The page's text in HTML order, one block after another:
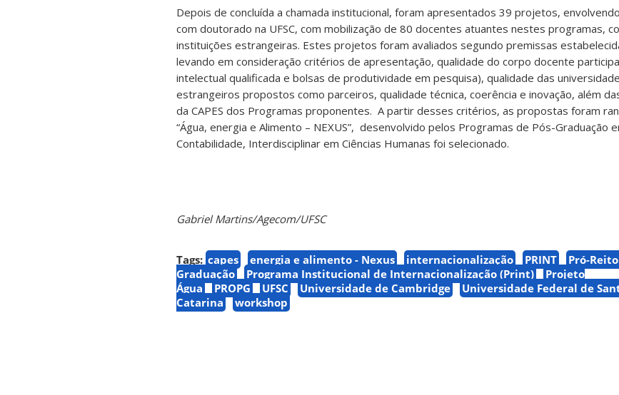
Depois de concluída a chamada institucional, foram apresentados 39 projetos,
com doutorado na UFSC, com mobilização de 80 docentes atuantes nestes programas,
instituições estrangeiras. Estes projetos foram avaliados segundo premissas
levando em consideração critérios de apresentação, qualidade do corpo docente
intelectual qualificada e bolsas de produtividade em pesquisa), qualidade das
estrangeiros propostos como parceiros, qualidade técnica, coerência e inovação, além
da CAPES dos Programas proponentes. A partir desses critérios, as propostas foram
“Água, energia e Alimento – NEXUS”, desenvolvido pelos Programas de Pós-Graduação
Contabilidade, Interdisciplinar em Ciências Humanas foi selecionado.
Gabriel Martins/Agecom/UFSC
Tags: capes energia e alimento - Nexus internacionalização PRINT
Pró-
Graduação
Programa Institucional de Internacionalização (Print)
Projeto
Água
PROPG UFSC Universidade de Cambridge
Universidade Federal de
Catarina
workshop